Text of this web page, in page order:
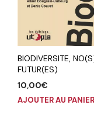
BIODIVERSITE,
FUTUR(ES)
10,00€
AJOUTER AU PANIER